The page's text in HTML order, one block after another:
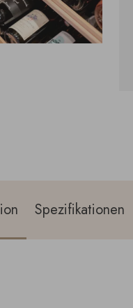
Spezifikationen